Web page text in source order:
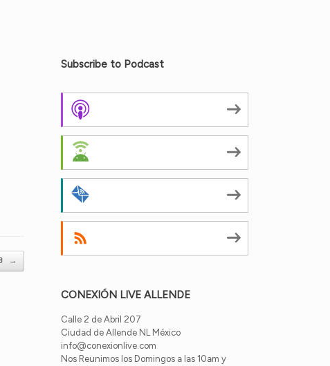
→
Subscribe to Podcast
CONEXIÓN LIVE ALLENDE
Calle 2 de Abril 207
Ciudad de Allende NL México
info@conexionlive.com
Nos Reunimos los Domingos a las 10am y